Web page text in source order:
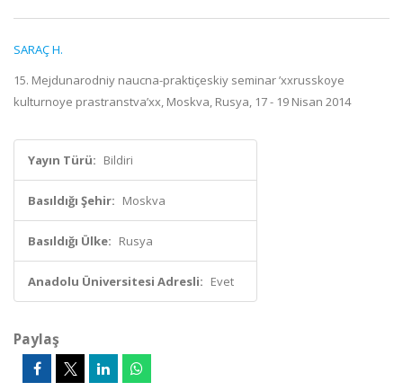
SARAÇ H.
15. Mejdunarodniy naucna-praktiçeskiy seminar ’xxrusskoye
kulturnoye prastranstva’xx, Moskva, Rusya, 17 - 19 Nisan 2014
Yayın Türü: Bildiri
Basıldığı Şehir: Moskva
Basıldığı Ülke: Rusya
Anadolu Üniversitesi Adresli: Evet
Paylaş